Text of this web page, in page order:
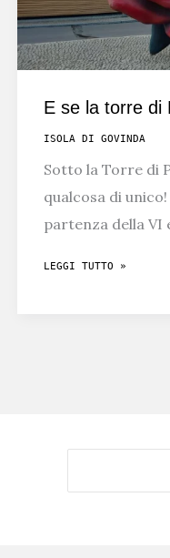
E se la torre di
ISOLA DI GOVINDA
Sotto la Torre di
qualcosa di
partenza della VI
ELEGGI TUTTO »